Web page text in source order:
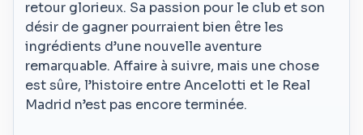
retour glorieux. Sa passion pour le club et son
désir de gagner pourraient bien être les
ingrédients d’une nouvelle aventure
remarquable. Affaire à suivre, mais une chose
est sûre, l’histoire entre Ancelotti et le Real
Madrid n’est pas encore terminée.